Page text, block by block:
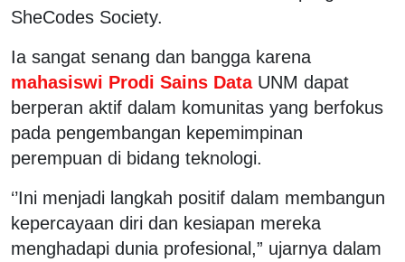
SheCodes Society.
Ia sangat senang dan bangga karena
mahasiswi Prodi Sains Data UNM dapat
berperan aktif dalam komunitas yang berfokus
pada pengembangan kepemimpinan
perempuan di bidang teknologi.
‘’Ini menjadi langkah positif dalam membangun
kepercayaan diri dan kesiapan mereka
menghadapi dunia profesional,” ujarnya dalam